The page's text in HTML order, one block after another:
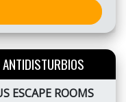
ESCAPE ROOMS